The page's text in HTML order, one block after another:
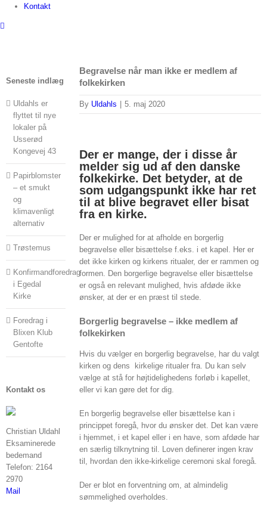
Kontakt
Begravelse når man ikke er medlem af
folkekirken
By Uldahls 5. maj 2020
Der er mange, der i disse år
melder sig ud af den danske
folkekirke. Det betyder, at de
som udgangspunkt ikke har ret
til at blive begravet eller bisat
fra en kirke.
Der er mulighed for at afholde en borgerlig
begravelse eller bisættelse f.eks. i et kapel. Her er
det ikke kirken og kirkens ritualer, der er rammen og
formen. Den borgerlige begravelse eller bisættelse
er også en relevant mulighed, hvis afdøde ikke
ønsker, at der er en præst til stede.
Borgerlig begravelse – ikke medlem af
folkekirken
Hvis du vælger en borgerlig begravelse, har du valgt
kirken og dens kirkelige ritualer fra. Du kan selv
vælge at stå for højtidelighedens forløb i kapellet,
eller vi kan gøre det for dig.
En borgerlig begravelse eller bisættelse kan i
princippet foregå, hvor du ønsker det. Det kan være
i hjemmet, i et kapel eller i en have, som afdøde har
en særlig tilknytning til. Loven definerer ingen krav
til, hvordan den ikke-kirkelige ceremoni skal foregå.
Der er blot en forventning om, at almindelig
sømmelighed overholdes.
Seneste indlæg
Uldahls er
flyttet til nye
lokaler på
Usserød
Kongevej 43
Papirblomster
– et smukt
og
klimavenligt
alternativ
Trøstemus
Konfirmandforedrag
i Egedal
Kirke
Foredrag i
Blixen Klub
Gentofte
Kontakt os
Christian Uldahl
Eksaminerede
bedemand
Telefon: 2164
2970
Mail